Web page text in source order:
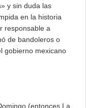
y sin duda las
en la historia
responsable a
de bandoleros o
gobierno mexicano
(entonces La